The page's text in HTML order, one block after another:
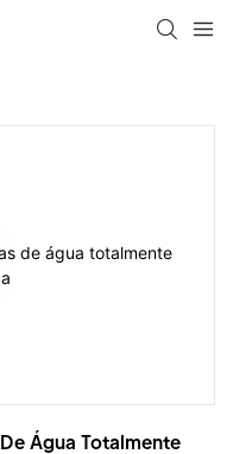
Água Totalmente